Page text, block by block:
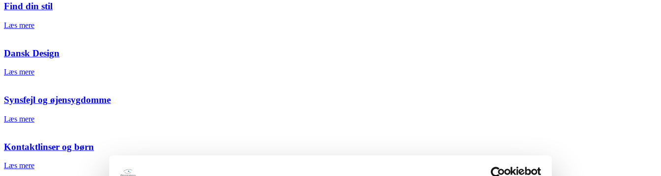
Find din stil
Læs mere
Dansk Design
Læs mere
Synsfejl og øjensygdomme
Læs mere
Kontaktlinser og børn
Læs mere